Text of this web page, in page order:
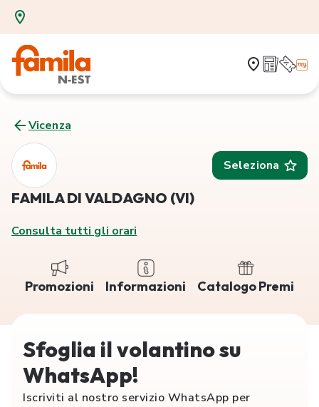
Vicenza
Seleziona
FAMILA DI VALDAGNO (VI)
Consulta tutti gli orari
Promozioni Informazioni Catalogo Premi
Sfoglia il volantino su
WhatsApp!
Iscriviti al nostro servizio WhatsApp per